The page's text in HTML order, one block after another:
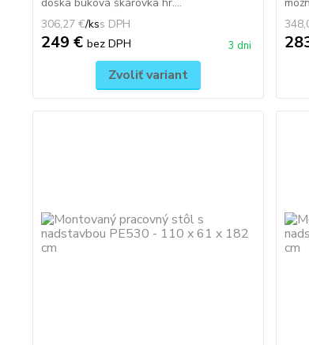
306,27 €/ks
249 € bez DPH 3 dni
Zvoliť variant